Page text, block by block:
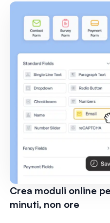
Crea moduli online
minuti, non ore